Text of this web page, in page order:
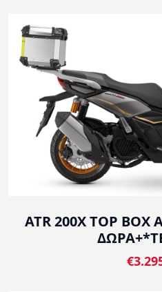
ATR 200X TOP